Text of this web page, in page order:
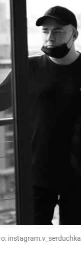
instagram.v_serduchka